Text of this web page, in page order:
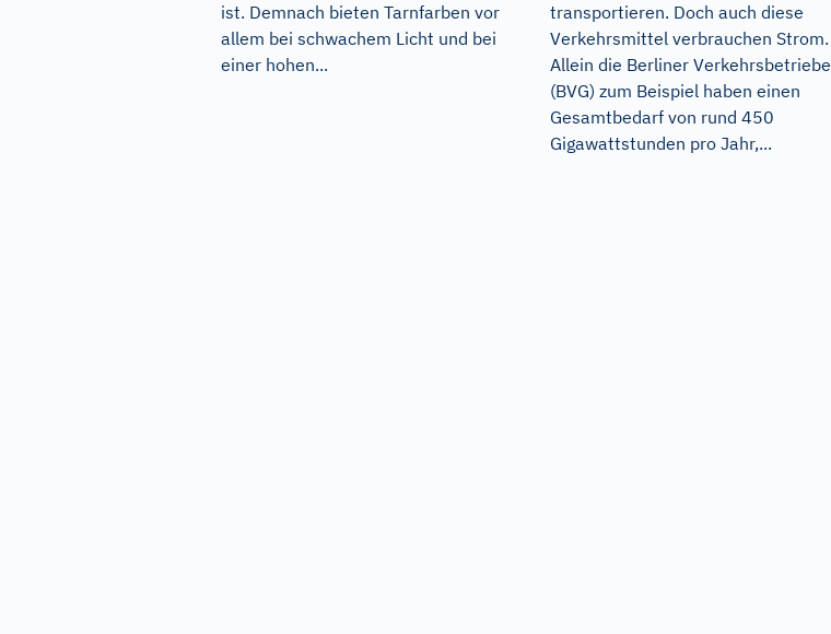
ist. Demnach bieten Tarnfarben vor
allem bei schwachem Licht und bei
einer hohen...
transportieren. Doch auch diese
Verkehrsmittel verbrauchen Strom.
Allein die Berliner Verkehrsbetriebe
(BVG) zum Beispiel haben einen
Gesamtbedarf von rund 450
Gigawattstunden pro Jahr,...